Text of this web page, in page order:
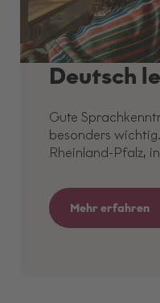
Deutsch
Gute
besonders
Rheinland-Pfalz,
Mehr erfahren